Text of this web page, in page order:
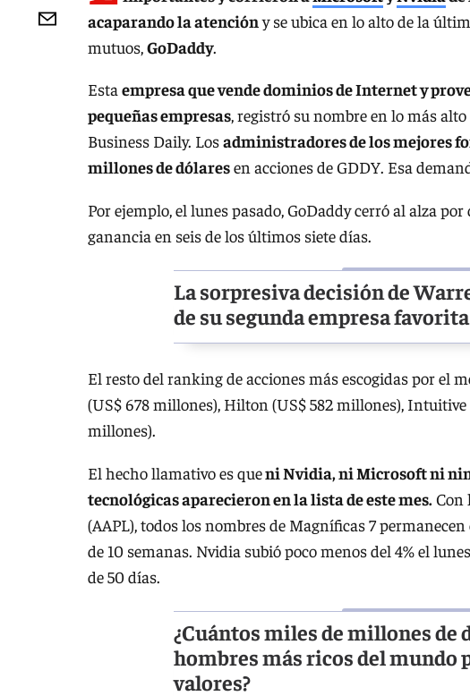
acaparando la atencióny se ubica en lo alto de la
mutuos,GoDaddy.
Esta empresa que vende dominios de Internet y
pequeñas empresas, registró su nombre en lo más
Business Daily. Losadministradores de los mejores
millones de dólaresen acciones de GDDY. Esa
Por ejemplo, el lunes pasado, GoDaddy cerró al alza
ganancia en seis de los últimos siete días.
La sorpresiva decisión de
de su segunda empresa favorita
El resto del ranking de acciones más escogidas por el
(US$ 678 millones), Hilton (US$ 582 millones),
millones).
El hecho llamativo es queni Nvidia, ni Microsoft ni
tecnológicas aparecieron en la lista de este mes. Con
(AAPL), todos los nombres de Magníficas 7
de 10 semanas. Nvidia subió poco menos del 4% el
de 50 días.
¿Cuántos miles de millones de
hombres más ricos del mundo
valores?